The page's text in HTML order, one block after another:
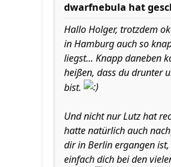
dwarfnebula hat
Hallo Holger, trotzdem
in Hamburg auch so
liegst... Knapp daneben
heißen, dass du drunter
bist.
Und nicht nur Lutz hat
hatte natürlich auch
dir in Berlin ergangen
einfach dich bei den